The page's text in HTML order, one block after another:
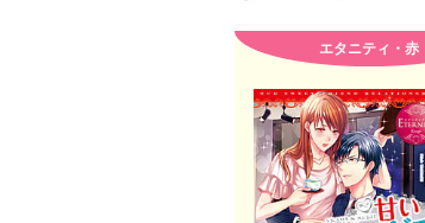
エタニティ・赤